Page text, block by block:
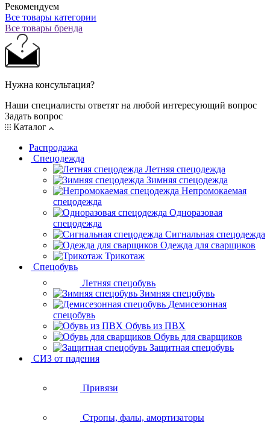
Рекомендуем
Все товары категории
Все товары бренда
Нужна консультация?
Наши специалисты ответят на любой интересующий вопрос
Задать вопрос
Каталог
Распродажа
Спецодежда
Летняя спецодежда
Зимняя спецодежда
Непромокаемая
спецодежда
Одноразовая
спецодежда
Сигнальная спецодежда
Одежда для сварщиков
Трикотаж
Спецобувь
Летняя спецобувь
Зимняя спецобувь
Демисезонная
спецобувь
Обувь из ПВХ
Обувь для сварщиков
Защитная спецобувь
СИЗ от падения
Привязи
Стропы, фалы, амортизаторы